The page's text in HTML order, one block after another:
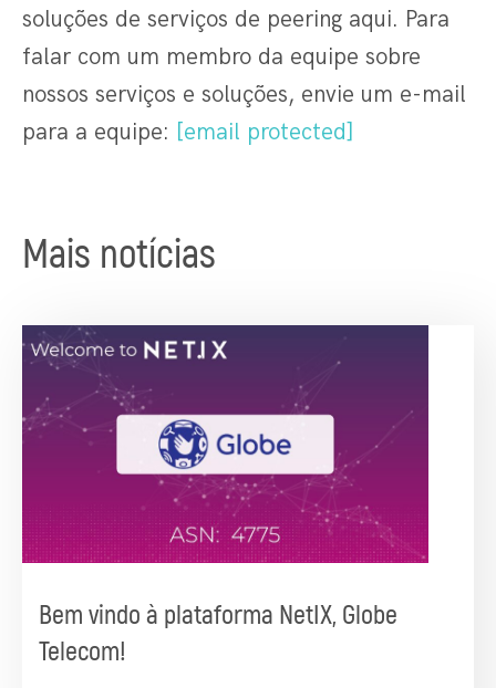
soluções de serviços de peering aqui. Para
falar com um membro da equipe sobre
nossos serviços e soluções, envie um e-mail
para a equipe: [email protected]
Mais notícias
Bem vindo à plataforma NetIX, Globe
Telecom!